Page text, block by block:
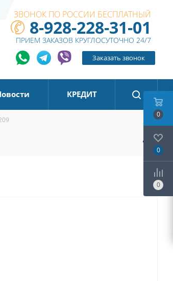
ЗВОНОК ПО РОССИИ БЕСПЛАТНЫЙ
8-928-228-31-01
ПРИЕМ ЗАКАЗОВ КРУГЛОСУТОЧНО 24/7
Заказать звонок
КРЕДИТ
0
0
0